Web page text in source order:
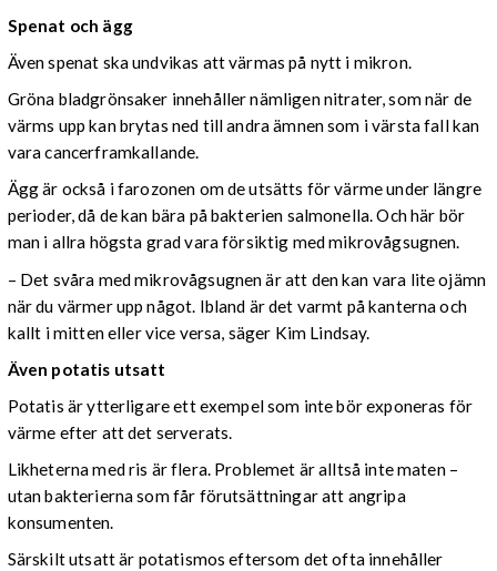
Spenat och ägg
Även spenat ska undvikas att värmas på nytt i mikron.
Gröna bladgrönsaker innehåller nämligen nitrater, som när de
värms upp kan brytas ned till andra ämnen som i värsta fall kan
vara cancerframkallande.
Ägg är också i farozonen om de utsätts för värme under längre
perioder, då de kan bära på bakterien salmonella. Och här bör
man i allra högsta grad vara försiktig med mikrovågsugnen.
– Det svåra med mikrovågsugnen är att den kan vara lite ojämn
när du värmer upp något. Ibland är det varmt på kanterna och
kallt i mitten eller vice versa, säger Kim Lindsay.
Även potatis utsatt
Potatis är ytterligare ett exempel som inte bör exponeras för
värme efter att det serverats.
Likheterna med ris är flera. Problemet är alltså inte maten –
utan bakterierna som får förutsättningar att angripa
konsumenten.
Särskilt utsatt är potatismos eftersom det ofta innehåller